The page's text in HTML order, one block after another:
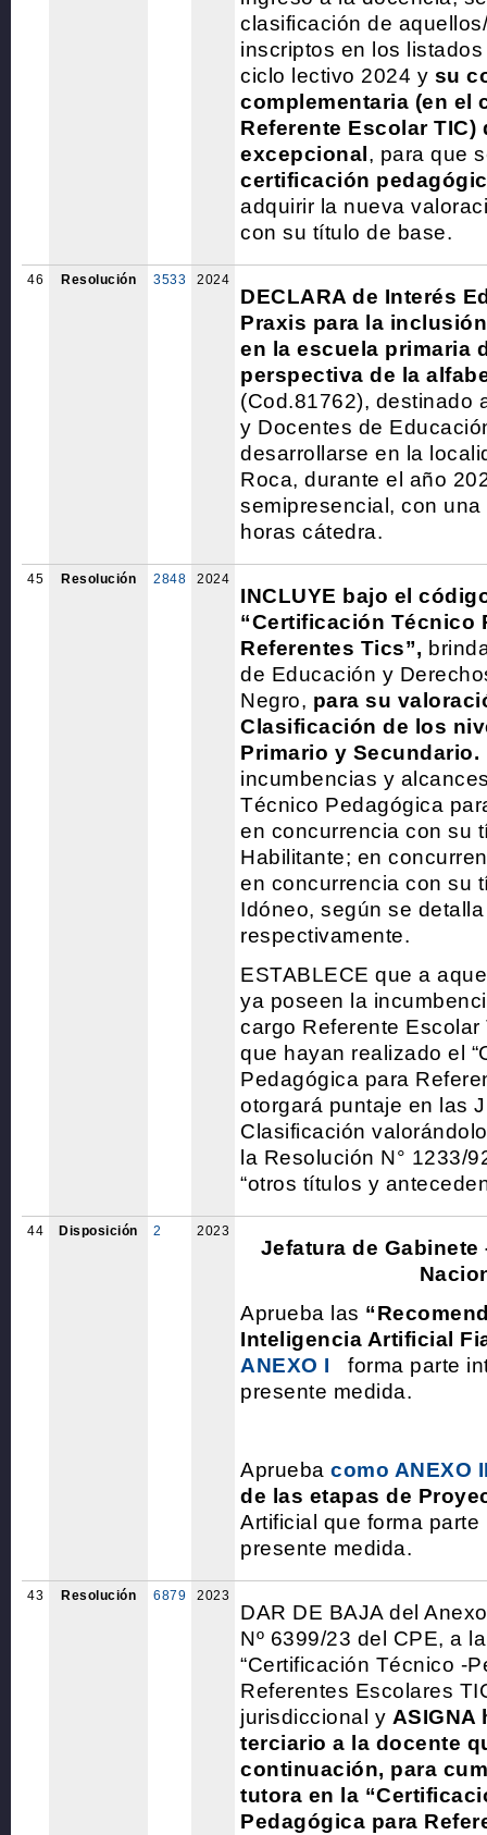
clasificación de
inscriptos en los
ciclo lectivo 2024 y su
complementaria (en el
Referente Escolar TIC)
excepcional , para que
certificación
adquirir la nueva
con su título de base.
46 Resolución 3533 2024
DECLARA de Interés
Praxis para la
en la escuela primaria
perspectiva de la
(Cod.81762), destinado
y Docentes de
desarrollarse en la
Roca, durante el año
semipresencial, con
horas cátedra.
45 Resolución 2848 2024
INCLUYE bajo el
“Certificación Técnico
Referentes Tics”,
de Educación y
Negro, para su
Clasificación de los
Primario y
incumbencias y
Técnico Pedagógica
en concurrencia con su
Habilitante; en
en concurrencia con su
Idóneo, según se
respectivamente.
ESTABLECE que a
ya poseen la
cargo Referente
que hayan realizado el
Pedagógica para
otorgará puntaje en las
Clasificación
la Resolución N° 1233/
“otros títulos y
44 Disposición 2 2023
Jefatura de
Aprueba las
Inteligencia Artificial
ANEXO I
forma parte
presente medida.
Aprueba como ANEXO
de las etapas de
Artificial que forma
presente medida.
43 Resolución 6879 2023
DAR DE BAJA del
Nº 6399/23 del CPE, a
“Certificación Técnico -
Referentes Escolares
jurisdiccional y ASIGNA
terciario a la docente
continuación, para
tutora en la
Pedagógica para